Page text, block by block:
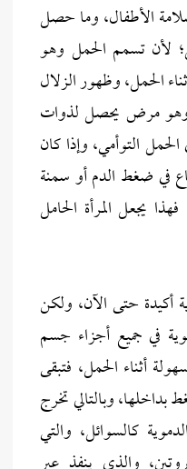
الأطفال، وما حصل
لأن تسمم الحمل وهو
الحمل، وظهور الزلال
وهو مرض يحصل لذوات
التوأمي، وإذا كان
في ضغط الدم أو سمنة
يجعل المرأة الحامل
أكيدة حتى الآن، ولكن
في جميع أجزاء جسم
أثناء الحمل، فتبقى
بداخلها، وبالتالي تخرج
كالسوائل، والتي